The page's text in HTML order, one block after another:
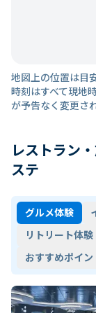
地図上の位置は目
時刻はすべて現地
が予告なく変更さ
レストラン
ステ
グルメ体験
リトリート体験
おすすめポイン